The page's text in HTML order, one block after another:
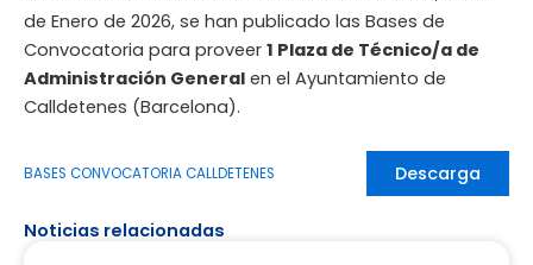
de Enero de 2026, se han publicado las Bases de
Convocatoria para proveer 1 Plaza de Técnico/a de
Administración General en el Ayuntamiento de
Calldetenes (Barcelona).
BASES CONVOCATORIA CALLDETENES Descarga
Noticias relacionadas